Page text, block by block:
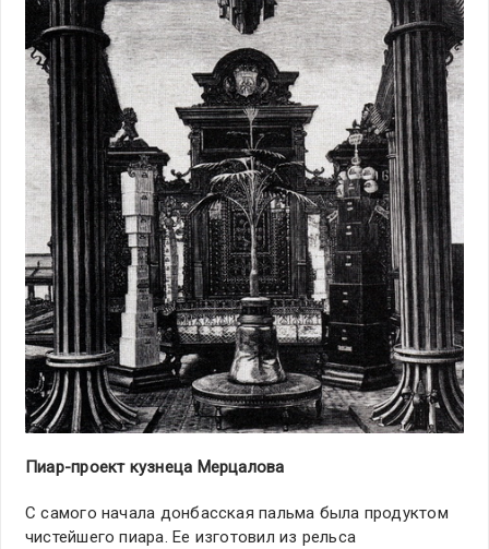
Пиар-проект кузнеца Мерцалова
С самого начала донбасская пальма была продуктом
чистейшего пиара. Ее изготовил из рельса